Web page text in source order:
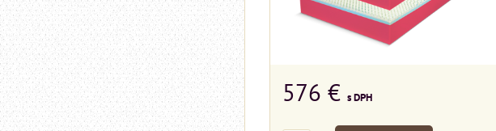
576 € s DPH